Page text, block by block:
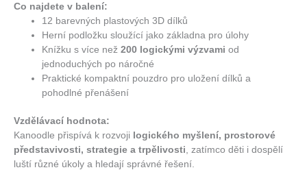
Co najdete v balení:
12 barevných plastových 3D dílků
Herní podložku sloužící jako základna pro úlohy
Knížku s více než200 logickými výzvami od
jednoduchých po náročné
Praktické kompaktní pouzdro pro uložení dílků a
pohodlné přenášení
Vzdělávací hodnota:
Kanoodle přispívá k rozvoji logického myšlení, prostorové
představivosti, strategie a trpělivosti, zatímco děti i dospělí
luští různé úkoly a hledají správné řešení.